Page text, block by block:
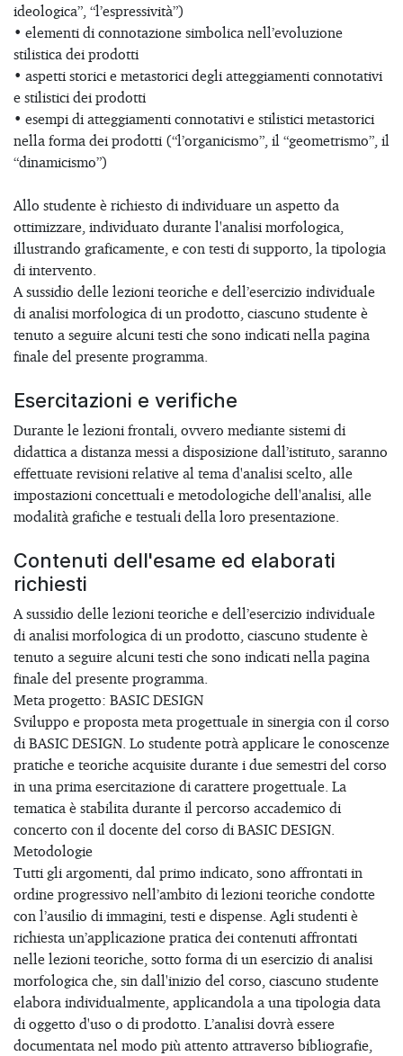
ideologica”, “l’espressività”)
• elementi di connotazione simbolica nell’evoluzione
stilistica dei prodotti
• aspetti storici e metastorici degli atteggiamenti connotativi
e stilistici dei prodotti
• esempi di atteggiamenti connotativi e stilistici metastorici
nella forma dei prodotti (“l’organicismo”, il “geometrismo”, il
“dinamicismo”)
Allo studente è richiesto di individuare un aspetto da
ottimizzare, individuato durante l'analisi morfologica,
illustrando graficamente, e con testi di supporto, la tipologia
di intervento.
A sussidio delle lezioni teoriche e dell’esercizio individuale
di analisi morfologica di un prodotto, ciascuno studente è
tenuto a seguire alcuni testi che sono indicati nella pagina
finale del presente programma.
Esercitazioni e verifiche
Durante le lezioni frontali, ovvero mediante sistemi di
didattica a distanza messi a disposizione dall’istituto, saranno
effettuate revisioni relative al tema d'analisi scelto, alle
impostazioni concettuali e metodologiche dell'analisi, alle
modalità grafiche e testuali della loro presentazione.
Contenuti dell'esame ed elaborati
richiesti
A sussidio delle lezioni teoriche e dell’esercizio individuale
di analisi morfologica di un prodotto, ciascuno studente è
tenuto a seguire alcuni testi che sono indicati nella pagina
finale del presente programma.
Meta progetto: BASIC DESIGN
Sviluppo e proposta meta progettuale in sinergia con il corso
di BASIC DESIGN. Lo studente potrà applicare le conoscenze
pratiche e teoriche acquisite durante i due semestri del corso
in una prima esercitazione di carattere progettuale. La
tematica è stabilita durante il percorso accademico di
concerto con il docente del corso di BASIC DESIGN.
Metodologie
Tutti gli argomenti, dal primo indicato, sono affrontati in
ordine progressivo nell’ambito di lezioni teoriche condotte
con l’ausilio di immagini, testi e dispense. Agli studenti è
richiesta un’applicazione pratica dei contenuti affrontati
nelle lezioni teoriche, sotto forma di un esercizio di analisi
morfologica che, sin dall'inizio del corso, ciascuno studente
elabora individualmente, applicandola a una tipologia data
di oggetto d'uso o di prodotto. L’analisi dovrà essere
documentata nel modo più attento attraverso bibliografie,